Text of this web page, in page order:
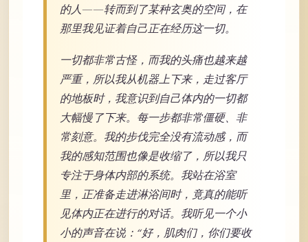
的人——转而到了某种玄奥的空间，在
那里我见证着自己正在经历这一切。
一切都非常古怪，而我的头痛也越来越
严重，所以我从机器上下来，走过客厅
的地板时，我意识到自己体内的一切都
大幅慢了下来。每一步都非常僵硬、非
常刻意。我的步伐完全没有流动感，而
我的感知范围也像是收缩了，所以我只
专注于身体内部的系统。我站在浴室
里，正准备走进淋浴间时，竟真的能听
见体内正在进行的对话。我听见一个小
小的声音在说：“好，肌肉们，你们要收